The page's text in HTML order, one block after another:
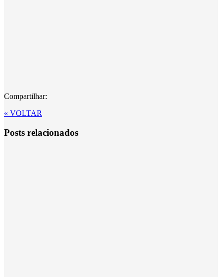
Compartilhar:
« VOLTAR
Posts relacionados